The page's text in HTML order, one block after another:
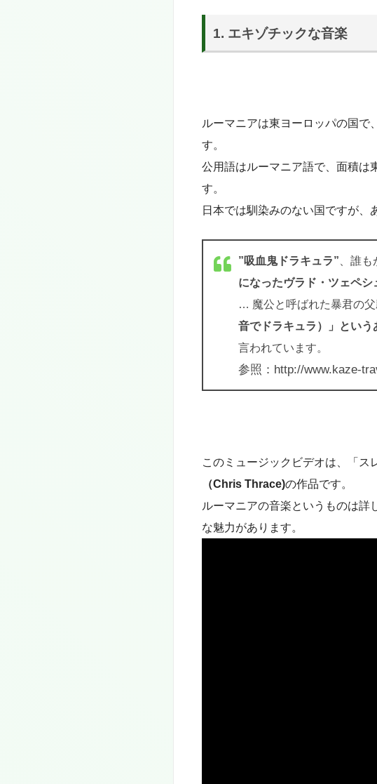
1. エキゾチックな音楽
ルーマニアは東ヨーロッパの国で
す。
公用語はルーマニア語で、面積は
す。
日本では馴染みのない国ですが、
”吸血鬼ドラキュラ” 、誰
になったヴラド・ツェペシ
… 魔公と呼ばれた暴君の
音でドラキュラ）」という
言われています。
参照：http://www.kaze-
このミュージックビデオは、「ス
（Chris Thrace)の作品です。
ルーマニアの音楽というものは詳
な魅力があります。